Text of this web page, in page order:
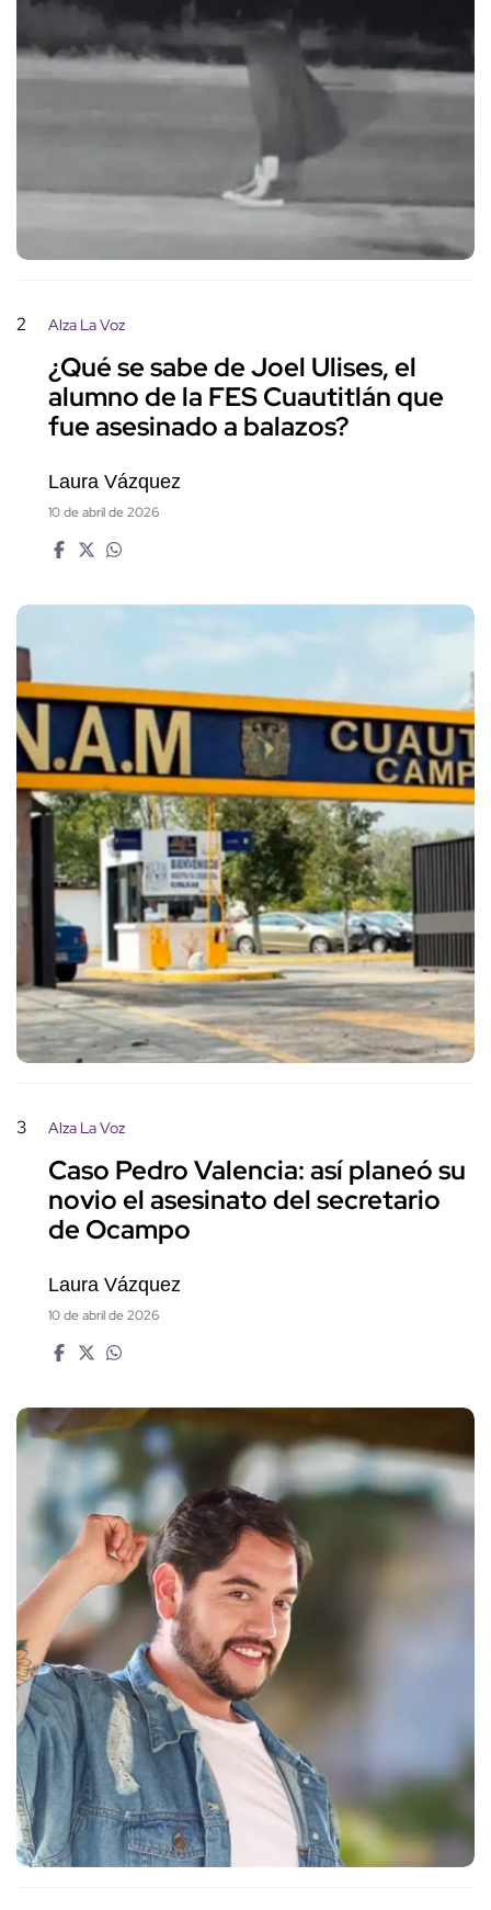
2 Alza La Voz
¿Qué se sabe de Joel Ulises, el
alumno de la FES Cuautitlán que
fue asesinado a balazos?
Laura Vázquez
10 de abril de 2026
3 Alza La Voz
Caso Pedro Valencia: así planeó su
novio el asesinato del secretario
de Ocampo
Laura Vázquez
10 de abril de 2026